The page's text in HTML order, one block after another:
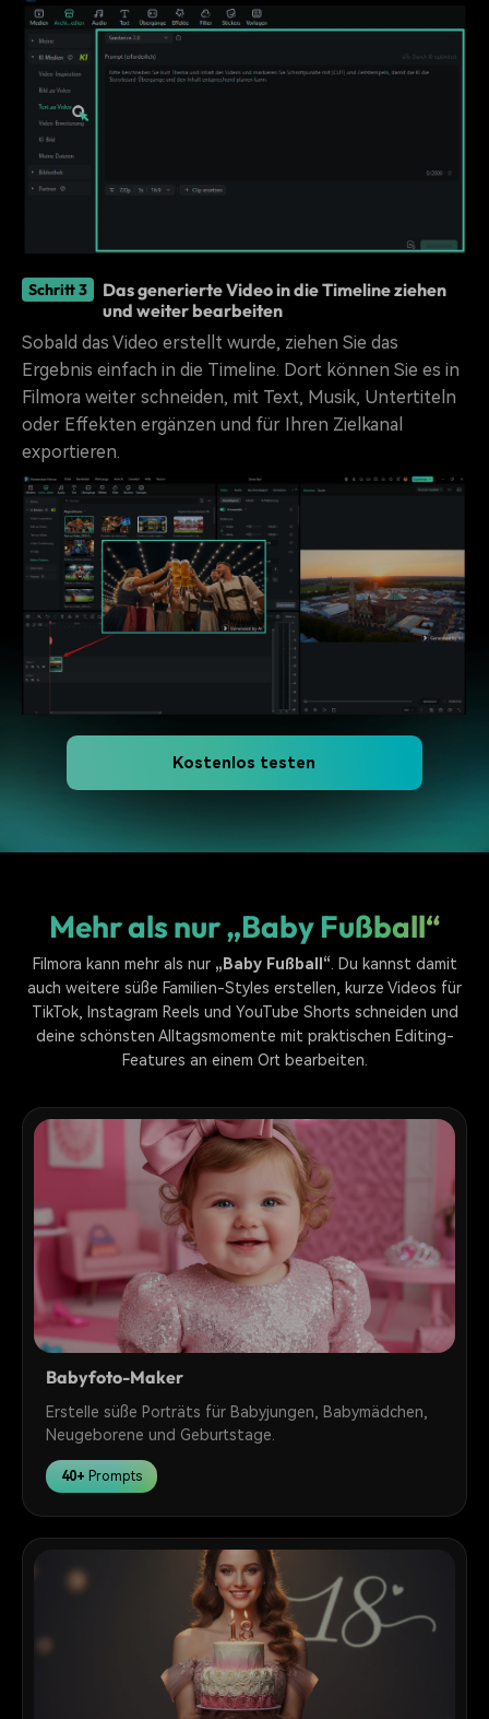
Schritt 3
Das generierte Video in die Timeline ziehen
und weiter bearbeiten
Sobald das Video erstellt wurde, ziehen Sie das
Ergebnis einfach in die Timeline. Dort können Sie es in
Filmora weiter schneiden, mit Text, Musik, Untertiteln
oder Effekten ergänzen und für Ihren Zielkanal
exportieren.
Kostenlos testen
Mehr als nur „Baby Fußball“
Filmora kann mehr als nur „Baby Fußball“ . Du kannst damit
auch weitere süße Familien-Styles erstellen, kurze Videos für
TikTok, Instagram Reels und YouTube Shorts schneiden und
deine schönsten Alltagsmomente mit praktischen Editing-
Features an einem Ort bearbeiten.
Babyfoto-Maker
Erstelle süße Porträts für Babyjungen, Babymädchen,
Neugeborene und Geburtstage.
40+ Prompts